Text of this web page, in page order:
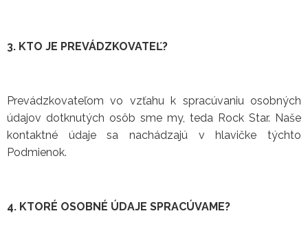
3. KTO JE PREVÁDZKOVATEĽ?
Prevádzkovateľom vo vzťahu k spracúvaniu osobných
údajov dotknutých osôb sme my, teda Rock Star. Naše
kontaktné údaje sa nachádzajú v hlavičke týchto
Podmienok.
4. KTORÉ OSOBNÉ ÚDAJE SPRACÚVAME?